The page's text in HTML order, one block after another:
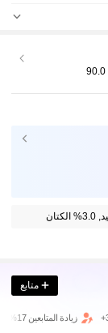
90.0
متابع
زيادة المتابعين 17%